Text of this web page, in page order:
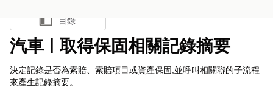
顯示目錄
目錄
汽車 | 取得保固相關記錄摘要
決定記錄是否為索賠、索賠項目或資產保固,並呼叫相關聯的子流程
來產生記錄摘要。